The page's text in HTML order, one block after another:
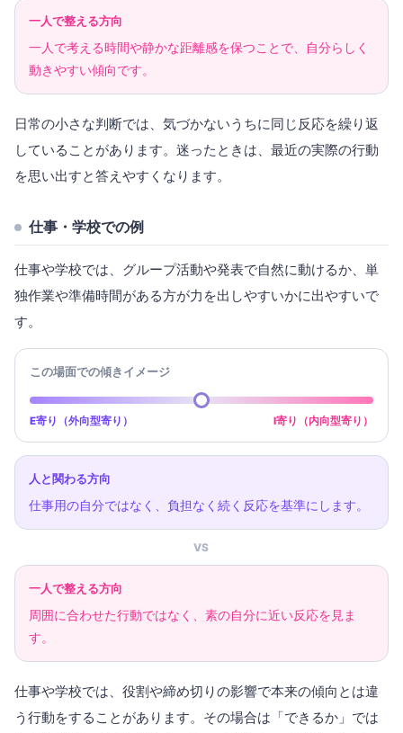
一人で整える方向
一人で考える時間や静かな距離感を保つことで、自分らしく
動きやすい傾向です。
日常の小さな判断では、気づかないうちに同じ反応を繰り返
していることがあります。迷ったときは、最近の実際の行動
を思い出すと答えやすくなります。
仕事・学校での例
仕事や学校では、グループ活動や発表で自然に動けるか、単
独作業や準備時間がある方が力を出しやすいかに出やすいで
す。
この場面での傾きイメージ
E寄り（外向型寄り） I寄り（内向型寄り）
人と関わる方向
仕事用の自分ではなく、負担なく続く反応を基準にします。
VS
一人で整える方向
周囲に合わせた行動ではなく、素の自分に近い反応を見ま
す。
仕事や学校では、役割や締め切りの影響で本来の傾向とは違
う行動をすることがあります。その場合は「できるか」では